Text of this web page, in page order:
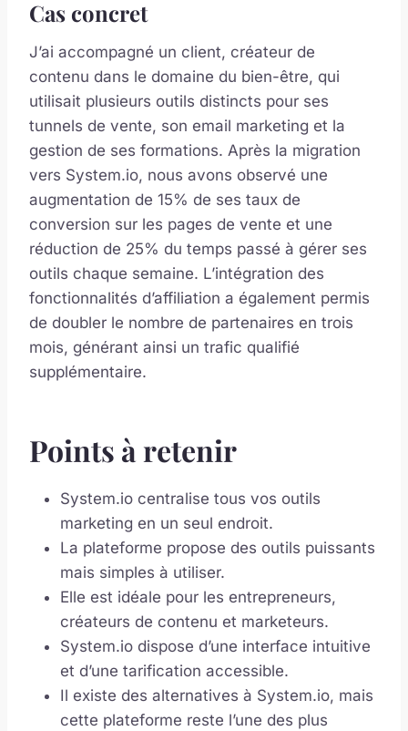
Cas concret
J’ai accompagné un client, créateur de
contenu dans le domaine du bien-être, qui
utilisait plusieurs outils distincts pour ses
tunnels de vente, son email marketing et la
gestion de ses formations. Après la migration
vers System.io, nous avons observé une
augmentation de 15% de ses taux de
conversion sur les pages de vente et une
réduction de 25% du temps passé à gérer ses
outils chaque semaine. L’intégration des
fonctionnalités d’affiliation a également permis
de doubler le nombre de partenaires en trois
mois, générant ainsi un trafic qualifié
supplémentaire.
Points à retenir
System.io centralise tous vos outils
marketing en un seul endroit.
La plateforme propose des outils puissants
mais simples à utiliser.
Elle est idéale pour les entrepreneurs,
créateurs de contenu et marketeurs.
System.io dispose d’une interface intuitive
et d’une tarification accessible.
Il existe des alternatives à System.io, mais
cette plateforme reste l’une des plus